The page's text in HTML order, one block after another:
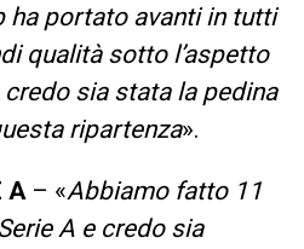
ha portato avanti in tutti
qualità sotto l’aspetto
sia stata la pedina
ripartenza».
A– «Abbiamo fatto 11
A e credo sia